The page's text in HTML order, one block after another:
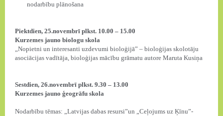
nodarbību plānošana
Piektdien, 25.novembrī plkst. 10.00 – 15.00
Kurzemes jauno biologu skola
„Nopietni un interesanti uzdevumi bioloģijā” – bioloģijas skolotāju
asociācijas vadītāja, bioloģijas mācību grāmatu autore Maruta Kusiņa
Sestdien, 26.novembrī plkst. 9.30 – 13.00
Kurzemes jauno ģeogrāfu skola
Nodarbību tēmas: „Latvijas dabas resursi”un „Ceļojums uz Ķīnu”-